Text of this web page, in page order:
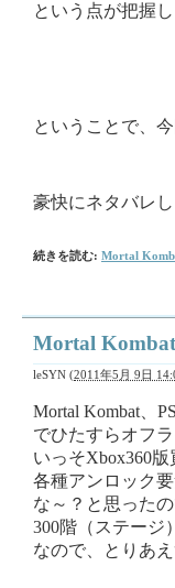
という点が把握
ということで、
豪快にネタバレし
続きを読む: Mortal
Mortal
leSYN (2011年5月 9日
Mortal Kombat、
でひたすらオフ
いっそXbox360
各種アンロック
な～？と思った
300階（ステージ
なので、とりあえ